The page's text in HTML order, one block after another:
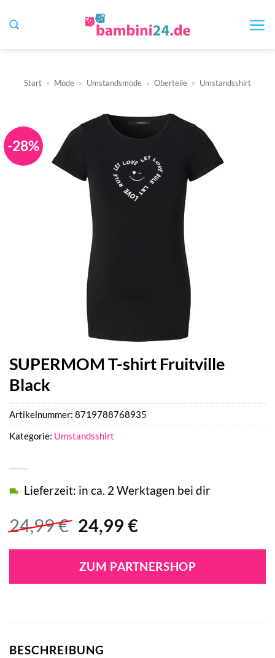
Inhalt
Start » Mode » Umstandsmode » Oberteile » Umstandsshirt
-28%
SUPERMOM T-shirt Fruitville
Black
24,99€ Ursprünglicher
war:
24,99 €
24,99 €Aktueller
ist:
24,99 €.
Lieferzeit: in ca. 2 Werktagen bei dir
ZUM PARTNERSHOP
Artikelnummer: 8719788768935
Kategorie: Umstandsshirt
BESCHREIBUNG